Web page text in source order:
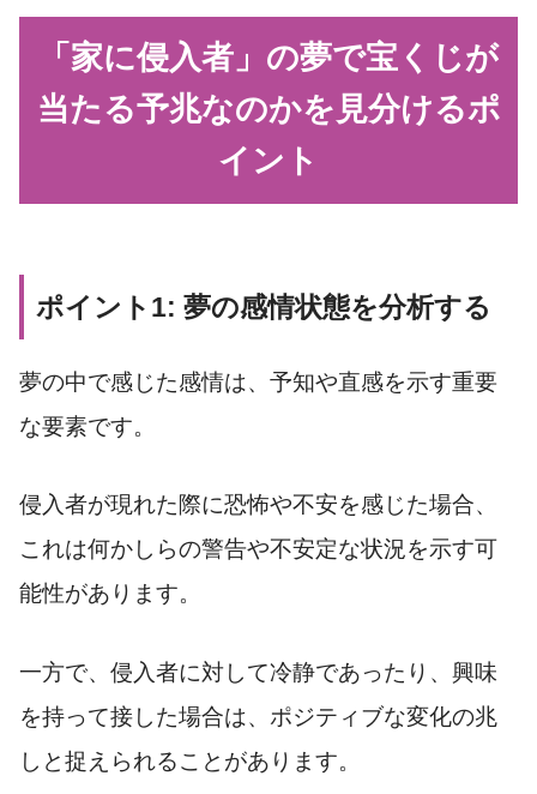
「家に侵入者」の夢で宝くじが
当たる予兆なのかを見分けるポ
イント
ポイント1: 夢の感情状態を分析する
夢の中で感じた感情は、予知や直感を示す重要
な要素です。
侵入者が現れた際に恐怖や不安を感じた場合、
これは何かしらの警告や不安定な状況を示す可
能性があります。
一方で、侵入者に対して冷静であったり、興味
を持って接した場合は、ポジティブな変化の兆
しと捉えられることがあります。